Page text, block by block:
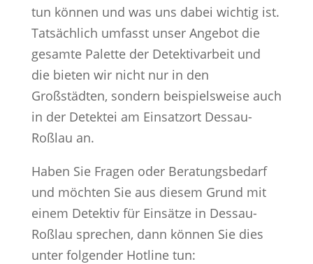
tun können und was uns dabei wichtig ist.
Tatsächlich umfasst unser Angebot die
gesamte Palette der Detektivarbeit und
die bieten wir nicht nur in den
Großstädten, sondern beispielsweise auch
in der Detektei am Einsatzort Dessau-
Roßlau an.
Haben Sie Fragen oder Beratungsbedarf
und möchten Sie aus diesem Grund mit
einem Detektiv für Einsätze in Dessau-
Roßlau sprechen, dann können Sie dies
unter folgender Hotline tun: